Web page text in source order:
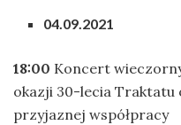
04.09.2021
18:00 Koncert
okazji 30-lecia Traktatu
przyjaznej współpracy